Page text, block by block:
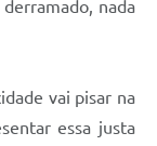
nada
vai pisar na
essa justa